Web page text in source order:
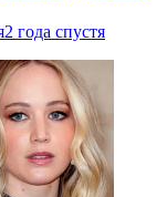
2 года спустя